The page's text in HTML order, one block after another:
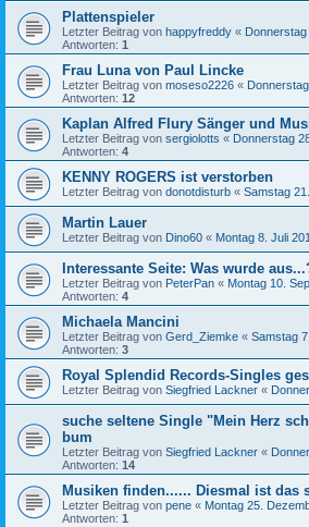
Plattenspieler
Letzter Beitrag von happyfreddy «
Antworten: 1
Frau Luna von Paul Lincke
Letzter Beitrag von moseso2226 «
Antworten: 12
Kaplan Alfred Flury Sänger und
Letzter Beitrag von sergiolotts « Donnerstag
Antworten: 4
KENNY ROGERS ist verstorben
Letzter Beitrag von donotdisturb « Samstag
Martin Lauer
Letzter Beitrag von Dino60 « Montag 8. Juli
Interessante Seite: Was wurde
Letzter Beitrag von PeterPan « Montag 10.
Antworten: 4
Michaela Mancini
Letzter Beitrag von Gerd_Ziemke « Samstag
Antworten: 3
Royal Splendid Records-Singles
Letzter Beitrag von Siegfried Lackner «
suche seltene Single "Mein Herz
bum
Letzter Beitrag von Siegfried Lackner «
Antworten: 14
Musiken finden...... Diesmal ist das
Letzter Beitrag von pene « Montag 25.
Antworten: 1